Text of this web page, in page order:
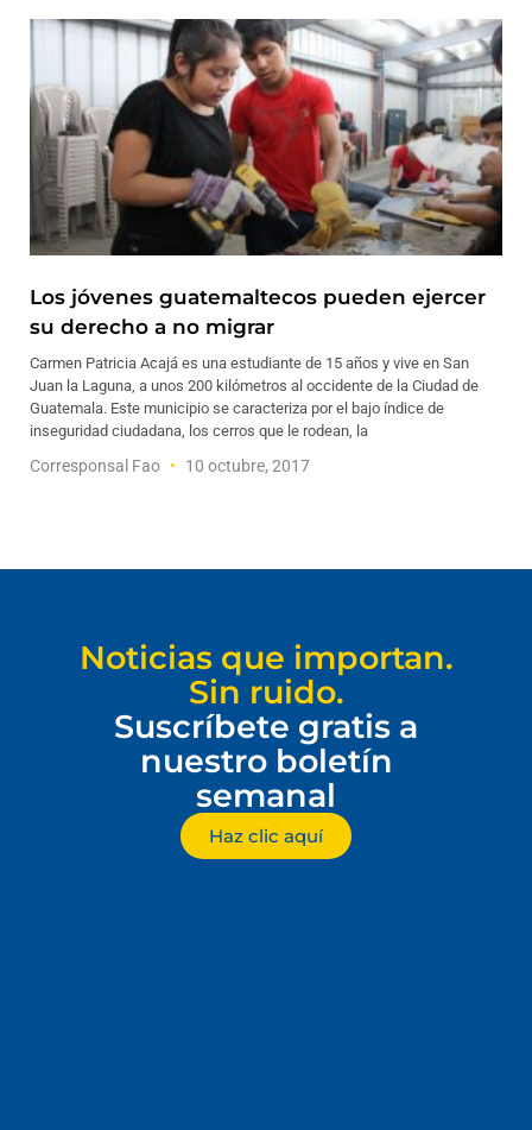
Los jóvenes guatemaltecos pueden ejercer
su derecho a no migrar
Carmen Patricia Acajá es una estudiante de 15 años y vive en San
Juan la Laguna, a unos 200 kilómetros al occidente de la Ciudad de
Guatemala. Este municipio se caracteriza por el bajo índice de
inseguridad ciudadana, los cerros que le rodean, la
Corresponsal Fao 10 octubre, 2017
Noticias que importan.
Sin ruido.
Suscríbete gratis a
nuestro boletín
semanal
Haz clic aquí